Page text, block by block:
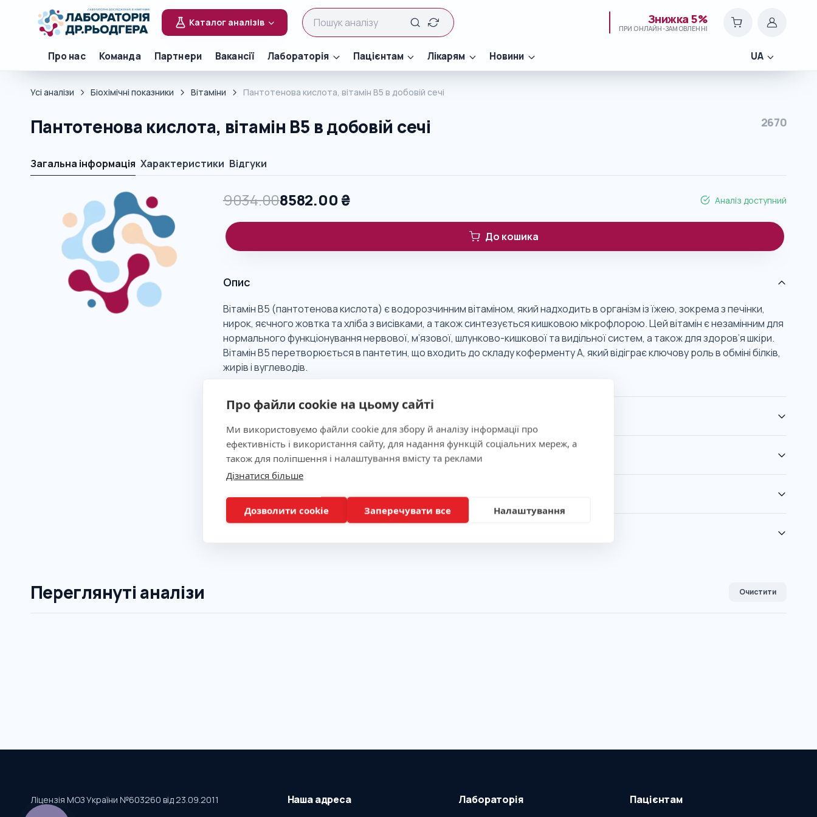
Про файли cookie на цьому сайті
Ми використовуємо файли cookie для збору й аналізу інформації про
ефективність і використання сайту, для надання функцій соціальних мереж, а
також для поліпшення і налаштування вмісту та реклами
Дізнатися більше
Дозволити cookie Заперечувати все Налаштування
Каталог аналізів Знижка 5%
ПРИ ОНЛАЙН-ЗАМОВЛЕННІ
Про нас Команда Партнери Вакансії Лабораторія Пацієнтам Лікарям Новини UA
Усі аналізи Біохімічні показники Вітаміни Пантотенова кислота, вітамін В5 в добовій сечі
Пантотенова кислота, вітамін В5 в добовій сечі 2670
Загальна інформація Характеристики Відгуки
9034.008582.00 ₴ Аналіз доступний
До кошика
Опис
Вітамін В5 (пантотенова кислота) є водорозчинним вітаміном, який надходить в організм із їжею, зокрема з печінки,
нирок, яєчного жовтка та хліба з висівками, а також синтезується кишковою мікрофлорою. Цей вітамін є незамінним для
нормального функціонування нервової, м’язової, шлунково-кишкової та видільної систем, а також для здоров’я шкіри.
Вітамін В5 перетворюється в пантетин, що входить до складу коферменту А, який відіграє ключову роль в обміні білків,
жирів і вуглеводів.
Клінічна значимість
Показання
Метод
Переглянуті аналізи Очистити
Ліцензія МОЗ України №603260 від 23.09.2011
Наша адреса
Лабораторія Пацієнтам